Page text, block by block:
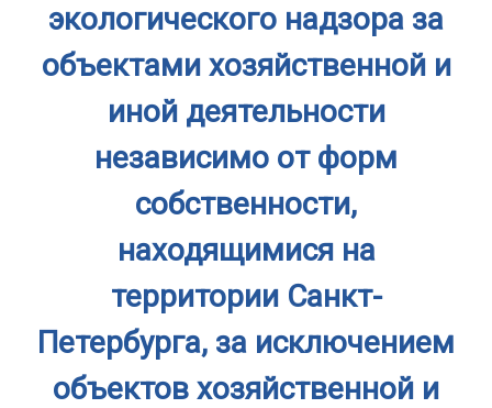
экологического надзора за
объектами хозяйственной и
иной деятельности
независимо от форм
собственности,
находящимися на
территории Санкт-
Петербурга, за исключением
объектов хозяйственной и